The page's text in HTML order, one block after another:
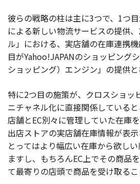
彼らの戦略の柱は主に3つで、1つ
による新しい物流サービスの提供
ル」における、実店舗の在庫連携
目がYahoo!JAPANのショッピング
ショッピング）エンジン」の提供と
特に2つ目の施策が、クロスショッ
ニチャネル化に直接関係している
店舗とEC別々に管理していた在庫
出店ストアの実店舗在庫情報が表
とってはより幅広い在庫から欲し
ますし、もちろんEC上でその商品
て最寄りの店頭で商品を受け取るこ